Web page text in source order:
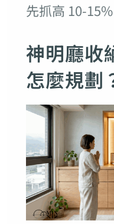
先抓高 10-
神明廳收
怎麼規劃